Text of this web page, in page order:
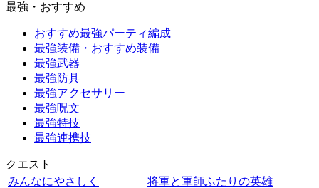
最強・おすすめ
おすすめ最強パーティ編成
最強装備・おすすめ装備
最強武器
最強防具
最強アクセサリー
最強呪文
最強特技
最強連携技
クエスト
みんなにやさしく
将軍と軍師ふたりの英雄